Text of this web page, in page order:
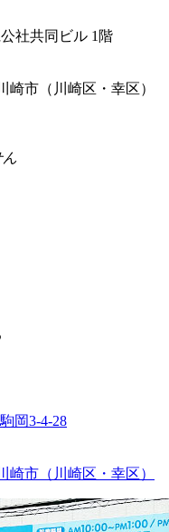
社共同ビル 1階
市（川崎区・幸区）
岡3-4-28
市（川崎区・幸区）